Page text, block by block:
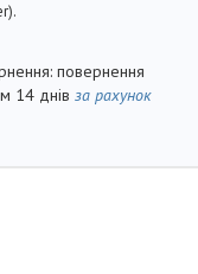
повернення
14 днів за рахунок